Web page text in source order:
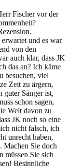
Fischer vor der
und es war
von den
auch klar, dass JK
das an? Ich käme
besuchen, viel
Zeit zu ärgern,
guter Sänger ist,
schon sagen,
Welt davon zu
JK noch so eine
nicht falsch, ich
unrecht haben,
Machen Sie doch
müssen Sie sich
Besinnliche